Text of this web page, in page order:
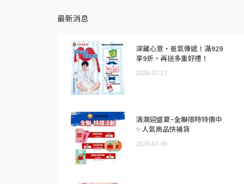
最新消息
深藏心意・爸氣傳遞！滿929
享9折，再送多重好禮！
2026-07-27
清潤迎盛夏~全聯限時特價中
✨人氣商品快補貨
2026-07-09